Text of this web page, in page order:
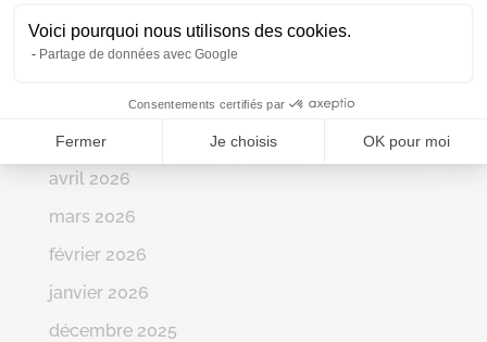
Voici pourquoi nous utilisons des cookies.
Partage de données avec Google
Consentements certifiés par
Fermer Je choisis OK pour moi
Archives
juillet 2026
mai 2026
avril 2026
mars 2026
février 2026
janvier 2026
décembre 2025